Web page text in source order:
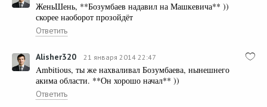
ЖеньШень, **Бозумбаев надавил на Машкевича** ))
скорее наоборот прозойдёт
Ответить
Alisher320 21 января 2014 22:47
Ambitious, ты же нахваливал Бозумбаева, нынешнего
акима области. **Он хорошо начал** ))
Ответить